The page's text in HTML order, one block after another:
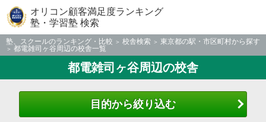
オリコン顧客満足度ランキング
塾・学習塾 検索
塾、スクールのランキング・比較 校舎検索
東京都の駅・市区町村から探す
都電雑司ヶ谷周辺の校舎一覧
都電雑司ヶ谷周辺の校舎
目的から絞り込む